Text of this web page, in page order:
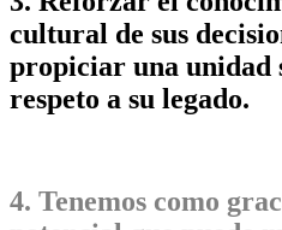
cultural de sus
propiciar una unidad
respeto a su legado.
4. Tenemos como